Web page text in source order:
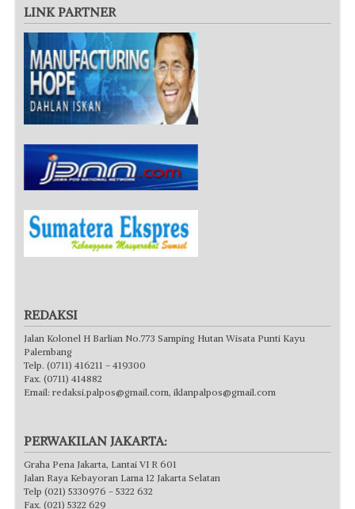
LINK PARTNER
REDAKSI
Jalan Kolonel H Barlian No.773 Samping Hutan Wisata Punti Kayu
Palembang
Telp. (0711) 416211 - 419300
Fax. (0711) 414882
Email: redaksi.palpos@gmail.com iklanpalpos@gmail.com
PERWAKILAN JAKARTA:
Graha Pena Jakarta, Lantai VI R 601
Jalan Raya Kebayoran Lama 12 Jakarta Selatan
Telp (021) 5330976 - 5322 632
Fax. (021) 5322 629